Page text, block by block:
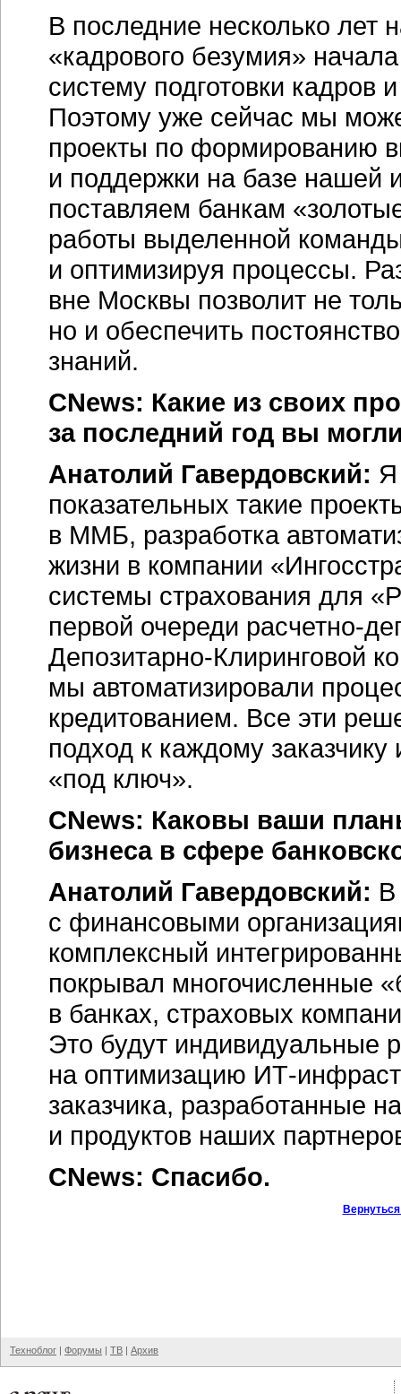
В последние несколько лет
«кадрового безумия»
систему подготовки кадров
Поэтому уже сейчас мы
проекты по формированию
и поддержки на базе нашей
поставляем банкам
работы выделенной
и оптимизируя процессы.
вне Москвы позволит не
но и обеспечить
знаний.
CNews: Какие из своих
за последний год вы
Анатолий Гавердовский: Я
показательных такие
в ММБ, разработка
жизни в компании
системы страхования для
первой очереди расчетно-
Депозитарно-Клиринговой
мы автоматизировали
кредитованием. Все эти
подход к каждому
«под ключ».
CNews: Каковы ваши
бизнеса в сфере
Анатолий Гавердовский: В
с финансовыми
комплексный
покрывал многочисленные
в банках, страховых
Это будут индивидуальные
на оптимизацию ИТ-
заказчика, разработанные
и продуктов наших
CNews: Спасибо.
Техноблог | Форумы | ТВ | Архив